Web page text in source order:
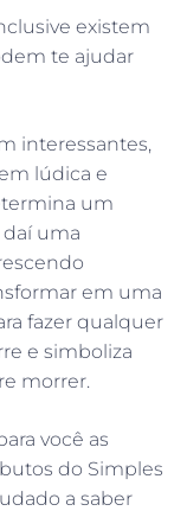
existem
te ajudar
interessantes,
lúdica e
um
uma
em uma
fazer qualquer
e simboliza
morrer.
você as
do Simples
a saber